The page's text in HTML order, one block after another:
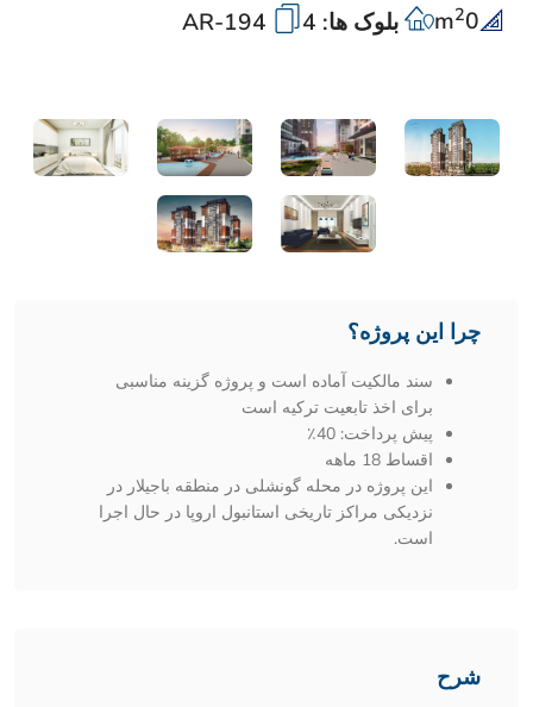
0
m2 بلوک ها: 4
چرا این پروژه؟
سند مالکیت آماده است و پروژه گزینه مناسبی
برای اخذ تابعیت ترکیه است
پیش پرداخت: 40٪
اقساط 18 ماهه
این پروژه در محله گونشلی در منطقه باجیلار در
نزدیکی مراکز تاریخی استانبول اروپا در حال اجرا
است.
شرح